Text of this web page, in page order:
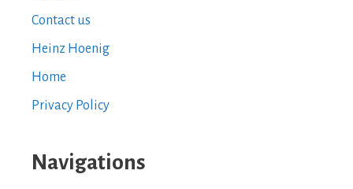
Contact us
Heinz Hoenig
Home
Privacy Policy
Navigations